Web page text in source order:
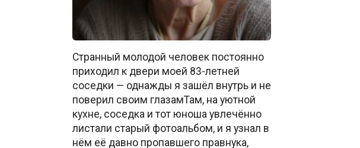
Странный молодой человек постоянно
приходил к двери моей 83-летней
соседки — однажды я зашёл внутрь и не
поверил своим глазамТам, на уютной
кухне, соседка и тот юноша увлечённо
листали старый фотоальбом, и я узнал в
нём её давно пропавшего правнука,